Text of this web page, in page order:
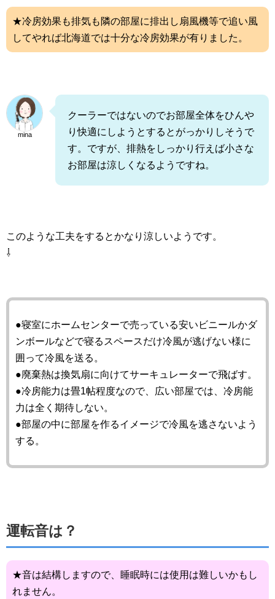
★冷房効果も排気も隣の部屋に排出し扇風機等で追い風
してやれば北海道では十分な冷房効果が有りました。
mina
クーラーではないのでお部屋全体をひんや
り快適にしようとするとがっかりしそうで
す。ですが、排熱をしっかり行えば小さな
お部屋は涼しくなるようですね。
このような工夫をするとかなり涼しいようです。
⇩
●寝室にホームセンターで売っている安いビニールかダ
ンボールなどで寝るスペースだけ冷風が逃げない様に
囲って冷風を送る。
●廃棄熱は換気扇に向けてサーキュレーターで飛ばす。
●冷房能力は畳1帖程度なので、広い部屋では、冷房能
力は全く期待しない。
●部屋の中に部屋を作るイメージで冷風を逃さないよう
する。
運転音は？
★音は結構しますので、睡眠時には使用は難しいかもし
れません。